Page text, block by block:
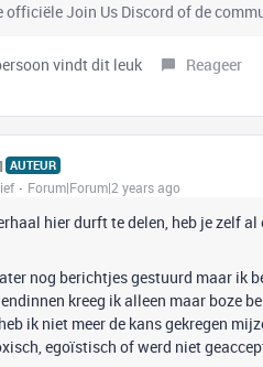
officiële Join Us Discord of de
vindt dit leuk Reageer
AUTEUR
Forum|Forum|2 years ago
hier durft te delen, heb je zelf
nog berichtjes gestuurd maar ik
kreeg ik alleen maar boze
ik niet meer de kans gekregen
egoïstisch of werd niet